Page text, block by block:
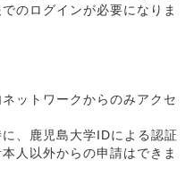
のログインが必要になりま
ットワークからのみアクセ
、鹿児島大学IDによる認証
人以外からの申請はできま